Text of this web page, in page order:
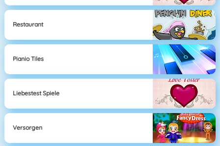
Restaurant
Pianio Tiles
Liebestest Spiele
Versorgen